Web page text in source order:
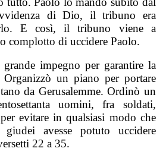
di Dio, il tribuno era
E così, il tribuno viene a
complotto di uccidere Paolo.
impegno per garantire la
Organizzò un piano per portare
da Gerusalemme. Ordinò un
uomini, fra soldati,
evitare in qualsiasi modo che
avesse potuto uccidere
22 a 35.